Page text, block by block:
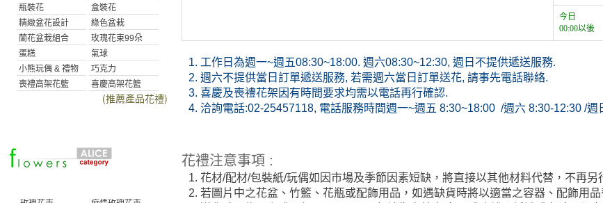
瓶裝花
盒裝花
精緻盆花設計
綠色盆栽
蘭花盆栽組合
玫瑰花束99朵
蛋糕
氣球
小熊玩偶 & 禮物
巧克力
喪禮高架花籃
喜慶高架花籃
(推薦產品花禮)
今日
00:00以後
1. 工作日為週一~週五08:30~18:00. 週六08:30~12:30, 週日不提供遞送服務.
2.週六不提供當日訂單遞送服務, 若需週六當日訂單送花, 請事先電話聯絡.
3.喜慶及喪禮花架因有時間要求均需以電話再行確認.
4. 洽詢電話:02-25457118, 電話服務時間週一~週五 8:30~18:00 /週六 8:30-12:30 /週
花禮注意事項 :
1.花材/配材/包裝紙/玩偶如因市場及季節因素短缺，將直接以其他材料代替，不再
2.若圖片中之花盆、竹籃、花瓶或配飾用品，如遇缺貨時將以適當之容器、配飾用品